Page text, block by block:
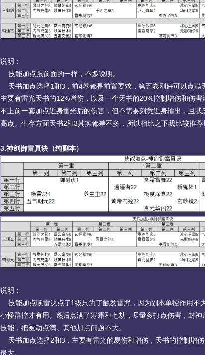
说明：
技能加点跟前面的一样，不多说明。
天书加点选择1和3，前4卷都是前置要求，第五卷刚好可以点满
主要有雷光天书的12%增伤，以及一个天书的20%控制增伤和伤
不上前一套加点近身雷光后的伤害，但不需要刻意近身输出，且
高点。生存方面天书2和3其实都差不多，所以相比之下我比较推荐
3.神剑御雷真诀（纯副本）
说明：
技能加点唤雷决点了1级只为了触发雷咒，因为副本单控作用不
小怪群控才有用。然后点满了寒霜和七劫，尽量多打点伤害，封
技能，把被动点满。其他加点问题不大。
天书加点选择2和3，主要有雷光的易伤和增伤，天书的控制增
最大。